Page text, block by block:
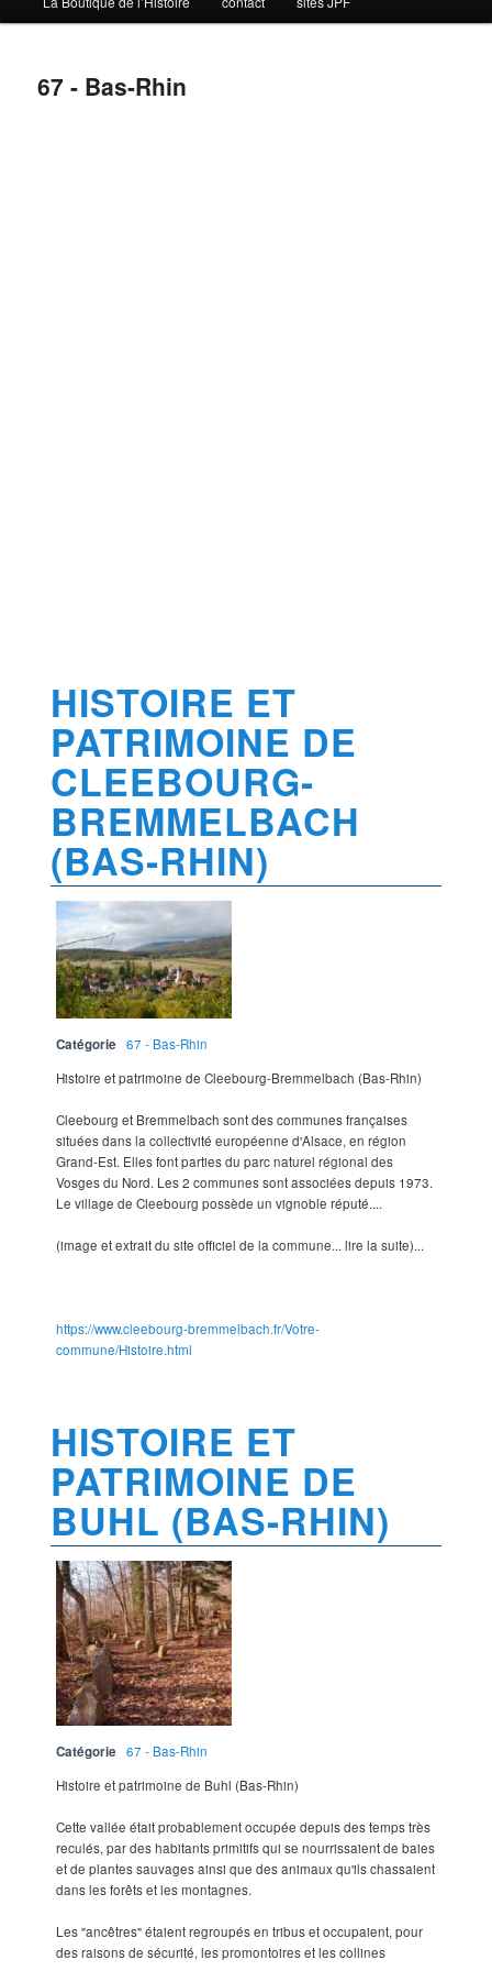
67 - Bas-Rhin
HISTOIRE ET
PATRIMOINE DE
CLEEBOURG-
BREMMELBACH
(BAS-RHIN)
Catégorie
67 - Bas-Rhin
Histoire et patrimoine de Cleebourg-Bremmelbach (Bas-Rhin)
Cleebourg et Bremmelbach sont des communes françaises
situées dans la collectivité européenne d'Alsace, en région
Grand-Est. Elles font parties du parc naturel régional des
Vosges du Nord. Les 2 communes sont associées depuis 1973.
Le village de Cleebourg possède un vignoble réputé....
(image et extrait du site officiel de la commune... lire la suite)...
https://www.cleebourg-bremmelbach.fr/Votre-
commune/Histoire.html
HISTOIRE ET
PATRIMOINE DE
BUHL (BAS-RHIN)
Catégorie
67 - Bas-Rhin
Histoire et patrimoine de Buhl (Bas-Rhin)
Cette vallée était probablement occupée depuis des temps très
reculés, par des habitants primitifs qui se nourrissaient de baies
et de plantes sauvages ainsi que des animaux qu'ils chassaient
dans les forêts et les montagnes.
Les "ancêtres" étaient regroupés en tribus et occupaient, pour
des raisons de sécurité, les promontoires et les collines